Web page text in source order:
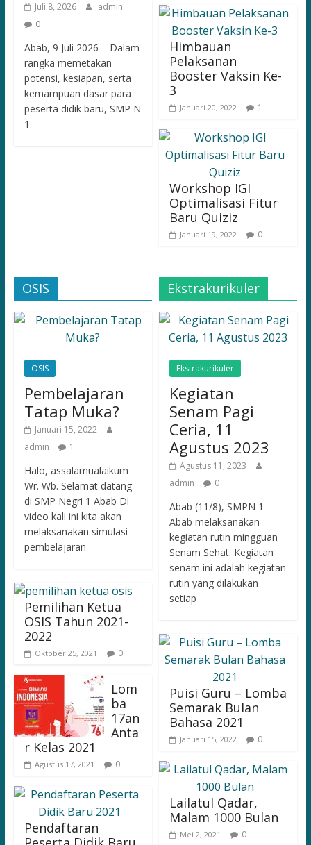
Juli 8, 2026
admin
0
Abab, 9 Juli 2026 – Dalam
rangka memetakan
potensi, kesiapan, serta
kemampuan dasar para
peserta didik baru, SMP N
1
Himbauan
Pelaksanan
Booster Vaksin Ke-
3
Januari 20, 2022 1
Workshop IGI
Optimalisasi Fitur
Baru Quiziz
Januari 19, 2022 0
OSIS
OSIS
Pembelajaran
Tatap Muka?
Januari 15, 2022
admin
1
Halo, assalamualaikum
Wr. Wb. Selamat datang
di SMP Negri 1 Abab Di
video kali ini kita akan
melaksanakan simulasi
pembelajaran
Pemilihan Ketua
OSIS Tahun 2021-
2022
Oktober 25, 2021 0
Lom
ba
17an
Anta
r Kelas 2021
Agustus 17, 2021 0
Pendaftaran
Ekstrakurikuler
Ekstrakurikuler
Kegiatan
Senam Pagi
Ceria, 11
Agustus 2023
Agustus 11, 2023
admin
0
Abab (11/8), SMPN 1
Abab melaksanakan
kegiatan rutin mingguan
Senam Sehat. Kegiatan
senam ini adalah kegiatan
rutin yang dilakukan
setiap
Puisi Guru – Lomba
Semarak Bulan
Bahasa 2021
Januari 15, 2022 0
Lailatul Qadar,
Malam 1000 Bulan
Mei 2, 2021 0